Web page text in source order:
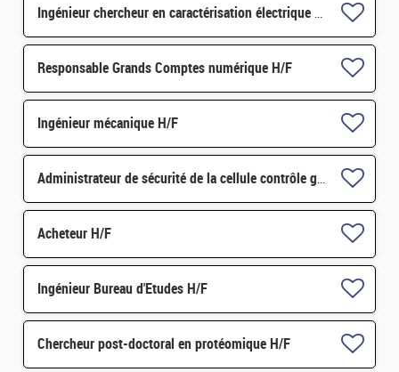
Ingénieur chercheur en caractérisation électrique des composants mémoire H/F H/F
Responsable Grands Comptes numérique H/F
Ingénieur mécanique H/F
Administrateur de sécurité de la cellule contrôle gouvernemental H/F
Acheteur H/F
Ingénieur Bureau d'Etudes H/F
Chercheur post-doctoral en protéomique H/F